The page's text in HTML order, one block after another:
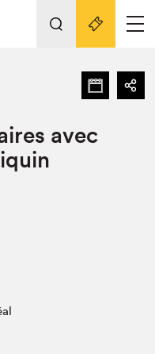
Nos activités
avec